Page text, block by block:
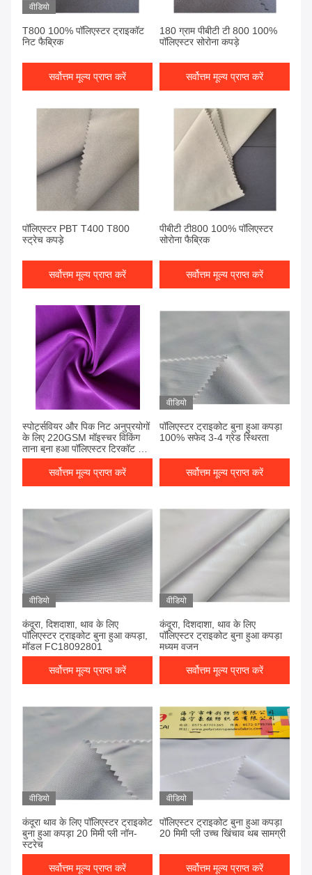
वीडियो
T800 100% पॉलिएस्टर ट्राइकॉट
निट फैब्रिक
सर्वोत्तम मूल्य प्राप्त करें
180 ग्राम पीबीटी टी 800 100%
पॉलिएस्टर सोरोना कपड़े
सर्वोत्तम मूल्य प्राप्त करें
पॉलिएस्टर PBT T400 T800
स्ट्रेच कपड़े
सर्वोत्तम मूल्य प्राप्त करें
पीबीटी टी800 100% पॉलिएस्टर
सोरोना फैब्रिक
सर्वोत्तम मूल्य प्राप्त करें
स्पोर्ट्सवियर और पिक निट अनुप्रयोगों
के लिए 220GSM मॉइस्चर विकिंग
ताना बुना हुआ पॉलिएस्टर ट्रिकॉट निट
फैब्रिक
सर्वोत्तम मूल्य प्राप्त करें
वीडियो
पॉलिएस्टर ट्राइकोट बुना हुआ कपड़ा
100% सफेद 3-4 ग्रेड स्थिरता
सर्वोत्तम मूल्य प्राप्त करें
वीडियो
कंदूरा, दिशदाशा, थाव के लिए
पॉलिएस्टर ट्राइकोट बुना हुआ कपड़ा,
मॉडल FC18092801
सर्वोत्तम मूल्य प्राप्त करें
वीडियो
कंदूरा, दिशदाशा, थाव के लिए
पॉलिएस्टर ट्राइकोट बुना हुआ कपड़ा
मध्यम वजन
सर्वोत्तम मूल्य प्राप्त करें
वीडियो
कंदूरा थाव के लिए पॉलिएस्टर ट्राइकोट
बुना हुआ कपड़ा 20 मिमी प्ली नॉन-
स्ट्रेच
सर्वोत्तम मूल्य प्राप्त करें
वीडियो
पॉलिएस्टर ट्राइकोट बुना हुआ कपड़ा
20 मिमी प्ली उच्च खिंचाव थब सामग्री
सर्वोत्तम मूल्य प्राप्त करें